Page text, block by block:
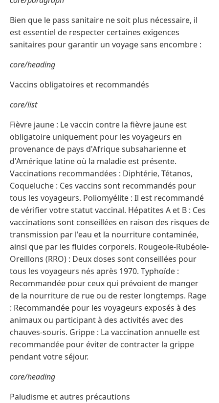
Bien que le pass sanitaire ne soit plus nécessaire, il
est essentiel de respecter certaines exigences
sanitaires pour garantir un voyage sans encombre :
core/heading
Vaccins obligatoires et recommandés
core/list
Fièvre jaune : Le vaccin contre la fièvre jaune est
obligatoire uniquement pour les voyageurs en
provenance de pays d'Afrique subsaharienne et
d'Amérique latine où la maladie est présente.
Vaccinations recommandées : Diphtérie, Tétanos,
Coqueluche : Ces vaccins sont recommandés pour
tous les voyageurs. Poliomyélite : Il est recommandé
de vérifier votre statut vaccinal. Hépatites A et B : Ces
vaccinations sont conseillées en raison des risques de
transmission par l'eau et la nourriture contaminée,
ainsi que par les fluides corporels. Rougeole-Rubéole-
Oreillons (RRO) : Deux doses sont conseillées pour
tous les voyageurs nés après 1970. Typhoïde :
Recommandée pour ceux qui prévoient de manger
de la nourriture de rue ou de rester longtemps. Rage
: Recommandée pour les voyageurs exposés à des
animaux ou participant à des activités avec des
chauves-souris. Grippe : La vaccination annuelle est
recommandée pour éviter de contracter la grippe
pendant votre séjour.
core/heading
Paludisme et autres précautions